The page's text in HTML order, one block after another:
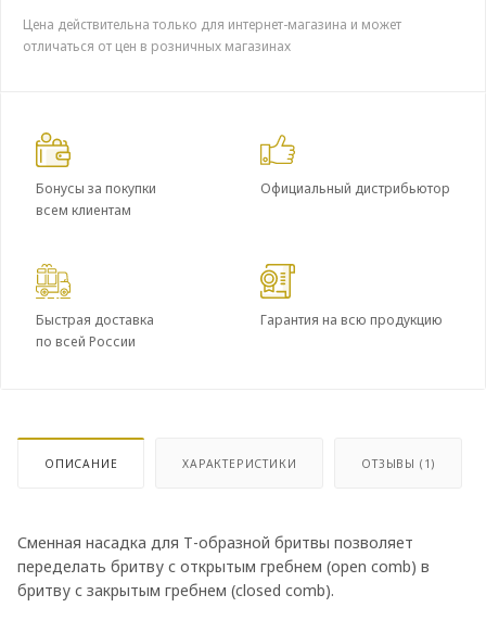
Цена действительна только для интернет-магазина и может
отличаться от цен в розничных магазинах
Бонусы за покупки
всем клиентам
Официальный дистрибьютор
Быстрая доставка
по всей России
Гарантия на всю продукцию
ОПИСАНИЕ ХАРАКТЕРИСТИКИ ОТЗЫВЫ (1)
Сменная насадка для Т-образной бритвы позволяет
переделать бритву с открытым гребнем (open comb) в
бритву с закрытым гребнем (closed comb).